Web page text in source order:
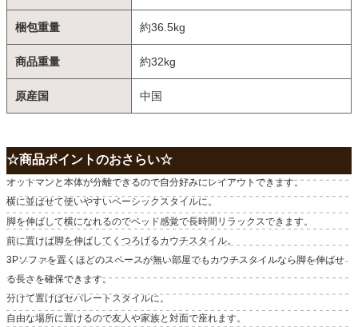
梱包重量 約36.5kg
商品重量 約32kg
原産国 中国
☆商品ポイントのおさらい☆
オットマンと本体が分離できるので自分好みにレイアウトできます。
横に並ばせて使いやすいベーシックスタイルに。
脚を伸ばして横になれるのでベッド感覚で長時間リラックスできます。
前に置けば脚を伸ばしてくつろげるカウチスタイル。
3Pソファを置くほどのスペースが無い部屋でもカウチスタイルなら脚を伸ばせ
る長さを確保できます。
分けて置けばセパレートスタイルに。
自由な場所に置けるので友人や家族と対面で座れます。